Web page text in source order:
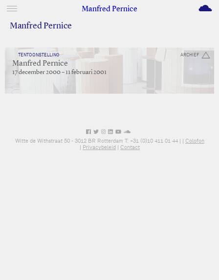
Manfred Pernice M
Manfred Pernice
ARCHIEF
TENTOONSTELLING
Manfred Pernice
17 december 2000 – 11 februari 2001
Witte de Withstraat 50 - 3012 BR Rotterdam T: +31 (0)10 411 01 44 | | Colofon
| Privacybeleid| Contact